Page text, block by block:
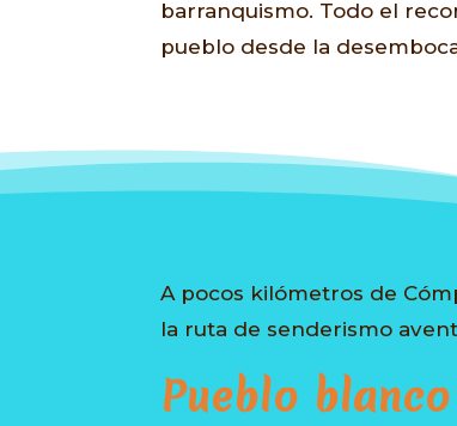
barranquismo. Todo el
pueblo desde la
A pocos kilómetros de
la ruta de senderismo
Pueblo blanco